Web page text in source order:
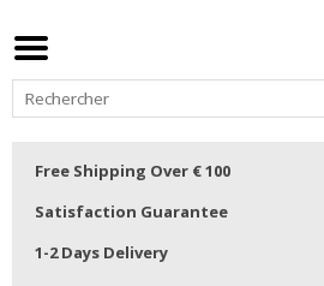
Free Shipping Over € 100
Satisfaction Guarantee
1-2 Days Delivery